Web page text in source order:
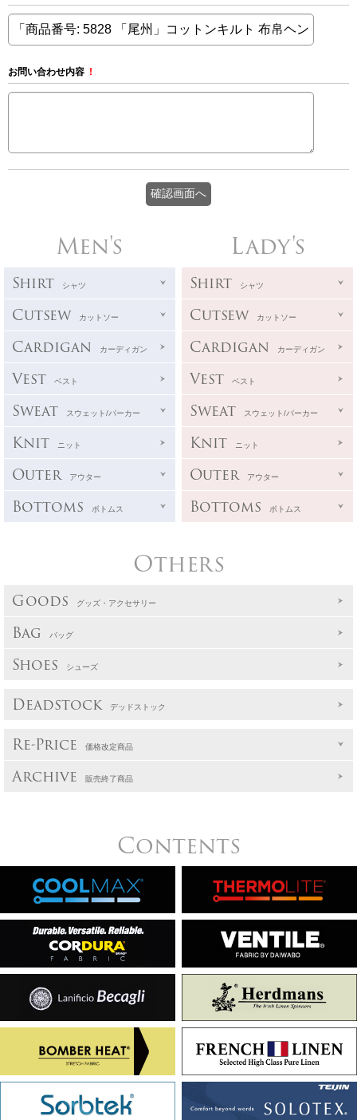
お問い合わせ内容 !
Men's
Shirt シャツ
Cutsew カットソー
Cardigan カーディガン
Vest ベスト
Sweat スウェット/パーカー
Knit ニット
Outer アウター
Bottoms ボトムス
Lady's
Shirt シャツ
Cutsew カットソー
Cardigan カーディガン
Vest ベスト
Sweat スウェット/パーカー
Knit ニット
Outer アウター
Bottoms ボトムス
Others
Goods グッズ・アクセサリー
Bag バッグ
Shoes シューズ
Deadstock デッドストック
Re-Price 価格改定商品
Archive 販売終了商品
Contents